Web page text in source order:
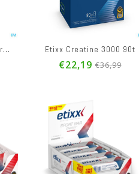
€25,99
€39,99
€27,78
€42,99
Etixx Double Carb Energy Gel Prol.blueberry12x60ml Etixx Creatine 3000 90t
€22,19 €36,99